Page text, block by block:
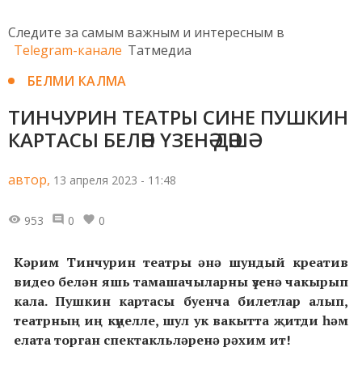
Следите за самым важным и интересным в
Telegram-канале Татмедиа
БЕЛМИ КАЛМА
ТИНЧУРИН ТЕАТРЫ СИНЕ ПУШКИН
КАРТАСЫ БЕЛӘН ҮЗЕНӘ ДӘШӘ
автор, 13 апреля 2023 - 11:48
953 0 0
Кәрим Тинчурин театры әнә шундый креатив
видео белән яшь тамашачыларны үзенә чакырып
кала. Пушкин картасы буенча билетлар алып,
театрның иң күңелле, шул ук вакытта җитди һәм
елата торган спектакльләренә рәхим ит!